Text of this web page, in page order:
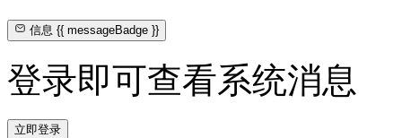
信息{{ messageBadge }}
登录即可查看系统消息
立即登录